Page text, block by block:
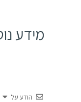
מידע
הודע על